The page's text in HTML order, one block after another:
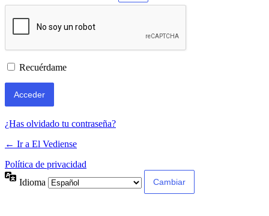
Recuérdame
¿Has olvidado tu contraseña?
← Ir a El Vediense
Política de privacidad
Idioma